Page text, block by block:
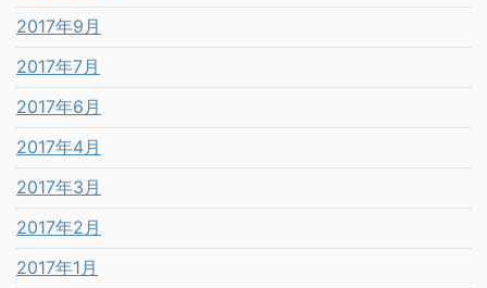
2017年9月
2017年7月
2017年6月
2017年4月
2017年3月
2017年2月
2017年1月